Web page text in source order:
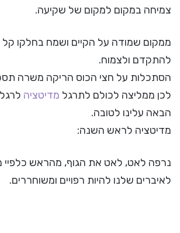
צמיחה במקום למקום של שקיעה.
ממקום שמודה על הקיים ושמח בחלקו קל
להתקדם ולצמוח.
הסתכלות על חצי הכוס הריקה משרה
לכן ממליצה לכולם לתרגל מדיטציה
הבאה עלינו לטובה.
מדיטציה לראש השנה:
נרפה לאט, לאט את הגוף, מהראש כלפיי
לאיברים שלנו להיות רפויים ומשוחררים.